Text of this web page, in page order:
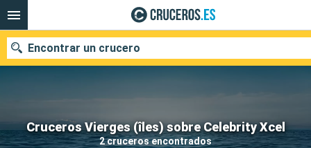
Cruceros Vierges (îles) sobre Celebrity Xcel
2 cruceros encontrados
Encontrar un crucero
Nuestros destinos